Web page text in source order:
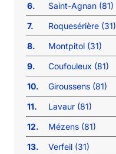
6.
Saint-Agnan (81)
7.
Roquesérière (31)
8.
Montpitol (31)
9.
Coufouleux (81)
10.
Giroussens (81)
11.
Lavaur (81)
12.
Mézens (81)
13.
Verfeil (31)